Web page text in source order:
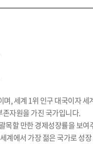
며, 세계 1위 인구 대국이자 세
자원을 가진 국가입니다.
목할 만한 경제성장률을 보여
계에서 가장 젊은 국가로 성장